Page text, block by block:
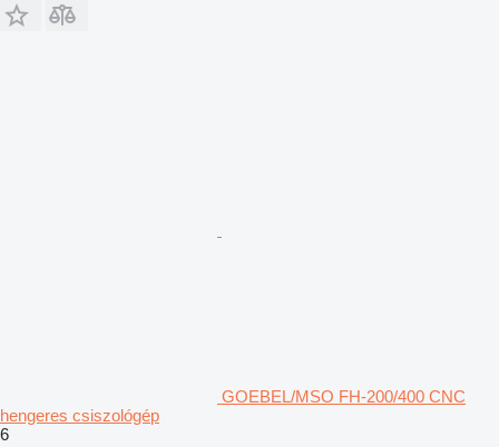
GOEBEL/MSO FH-200/400 CNC
hengeres csiszológép
6